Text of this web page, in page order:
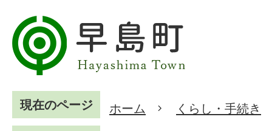
現在のページ ホーム くらし・手続き